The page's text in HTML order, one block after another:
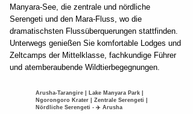
Manyara-See, die zentrale und nördliche
Serengeti und den Mara-Fluss, wo die
dramatischsten Flussüberquerungen stattfinden.
Unterwegs genießen Sie komfortable Lodges und
Zeltcamps der Mittelklasse, fachkundige Führer
und atemberaubende Wildtierbegegnungen.
Arusha-Tarangire | Lake Manyara Park |
Ngorongoro Krater | Zentrale Serengeti |
Nördliche Serengeti - ✈️ Arusha